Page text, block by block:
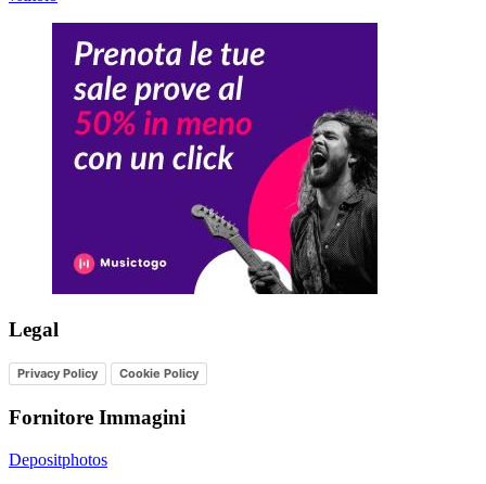
Legal
Privacy Policy Cookie Policy
Fornitore Immagini
Depositphotos